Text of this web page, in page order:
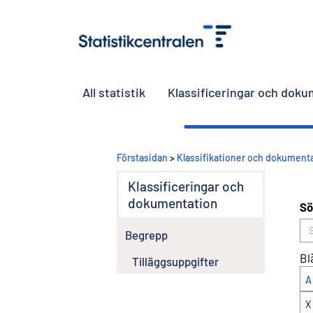
All statistik Klassificeringar och
Förstasidan > Klassifikationer och
Klassificeringar och
dokumentation
Begrepp
Tilläggsuppgifter
A
X